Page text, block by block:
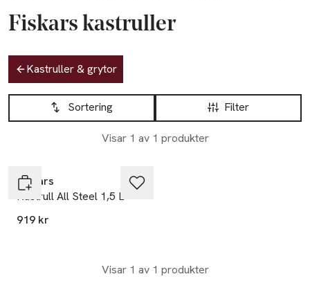
Fiskars kastruller
Hoppa till produktsidan
Kastruller & grytor
Hoppa till produktsidan
Filter
Sortering
Visar 1 av 1 produkter
Lista över produkter
Fiskars
Kastrull All Steel 1,5 L
919 kr
Visar 1 av 1 produkter